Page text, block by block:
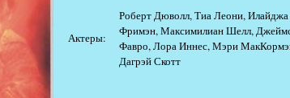
Актеры:
Роберт Дюволл, Тиа Леони,
Фримэн, Максимилиан Шелл,
Фавро, Лора Иннес, Мэри
Дагрэй Скотт